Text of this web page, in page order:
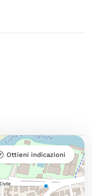
Ottieni indicazioni